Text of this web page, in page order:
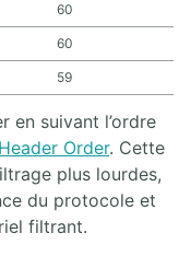
60
60
59
en suivant l’ordre
Order. Cette
plus lourdes,
du protocole et
filtrant.